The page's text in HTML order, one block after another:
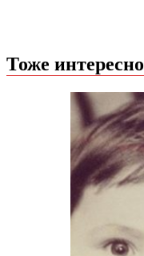
Тоже интересно